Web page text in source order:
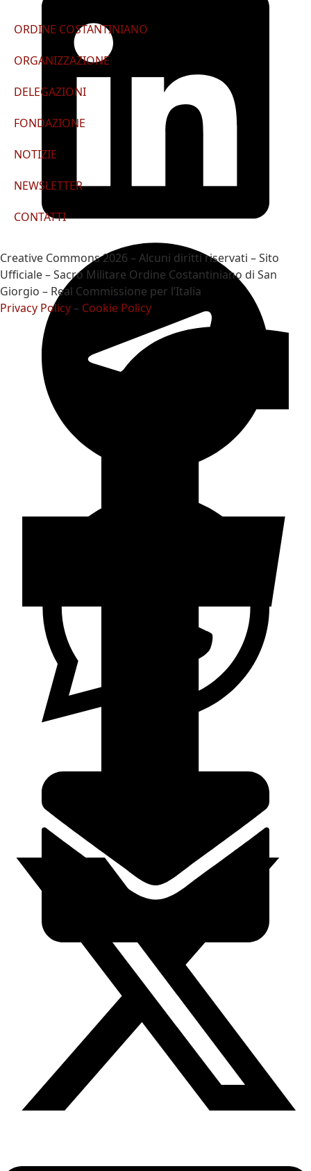
ORDINE COSTANTINIANO
ORGANIZZAZIONE
DELEGAZIONI
FONDAZIONE
NOTIZIE
NEWSLETTER
CONTATTI
Creative Commons 2026 – Alcuni diritti riservati – Sito
Ufficiale – Sacro Militare Ordine Costantiniano di San
Giorgio – Real Commissione per l’Italia
Privacy Policy – Cookie Policy